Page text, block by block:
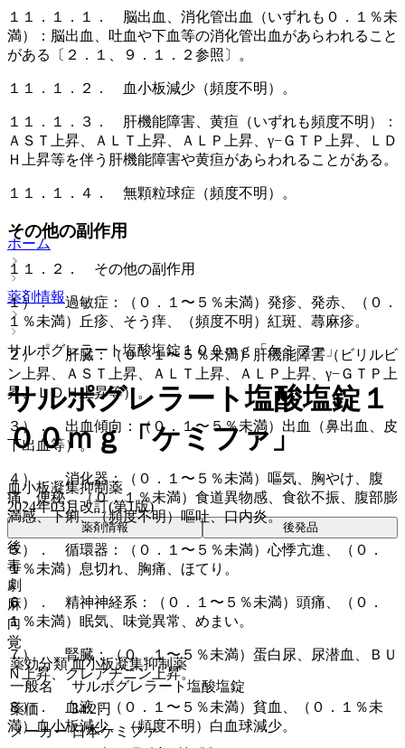
１１．１．１． 脳出血、消化管出血（いずれも０．１％未
満）：脳出血、吐血や下血等の消化管出血があらわれること
がある〔２．１、９．１．２参照〕。
１１．１．２． 血小板減少（頻度不明）。
１１．１．３． 肝機能障害、黄疸（いずれも頻度不明）：
ＡＳＴ上昇、ＡＬＴ上昇、ＡＬＰ上昇、γ−ＧＴＰ上昇、ＬＤ
Ｈ上昇等を伴う肝機能障害や黄疸があらわれることがある。
１１．１．４． 無顆粒球症（頻度不明）。
その他の副作用
１１．２． その他の副作用
１）． 過敏症：（０．１〜５％未満）発疹、発赤、（０．
１％未満）丘疹、そう痒、（頻度不明）紅斑、蕁麻疹。
２）． 肝臓：（０．１〜５％未満）肝機能障害（ビリルビ
ン上昇、ＡＳＴ上昇、ＡＬＴ上昇、ＡＬＰ上昇、γ−ＧＴＰ上
昇、ＬＤＨ上昇等）。
３）． 出血傾向：（０．１〜５％未満）出血（鼻出血、皮
下出血等）。
４）． 消化器：（０．１〜５％未満）嘔気、胸やけ、腹
痛、便秘、（０．１％未満）食道異物感、食欲不振、腹部膨
満感、下痢、（頻度不明）嘔吐、口内炎。
５）． 循環器：（０．１〜５％未満）心悸亢進、（０．
１％未満）息切れ、胸痛、ほてり。
６）． 精神神経系：（０．１〜５％未満）頭痛、（０．
１％未満）眠気、味覚異常、めまい。
７）． 腎臓：（０．１〜５％未満）蛋白尿、尿潜血、ＢＵ
Ｎ上昇、クレアチニン上昇。
８）． 血液：（０．１〜５％未満）貧血、（０．１％未
満）血小板減少、（頻度不明）白血球減少。
ホーム
薬剤情報
サルポグレラート塩酸塩錠１００ｍｇ「ケミファ」
サルポグレラート塩酸塩錠１
００ｍｇ「ケミファ」
血小板凝集抑制薬
2024年03月改訂(第1版)
薬剤情報 後発品
後
毒
劇
麻
向
覚
薬効分類 血小板凝集抑制薬
一般名
サルポグレラート塩酸塩錠
薬価
34.2円
メーカー 日本ケミファ